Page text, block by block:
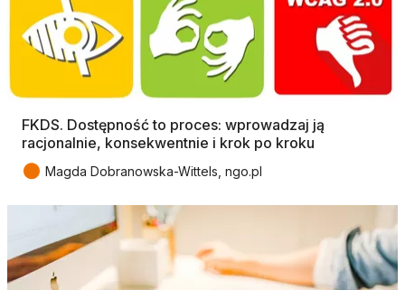
FKDS. Dostępność to proces: wprowadzaj ją
racjonalnie, konsekwentnie i krok po kroku
● Magda Dobranowska-Wittels, ngo.pl